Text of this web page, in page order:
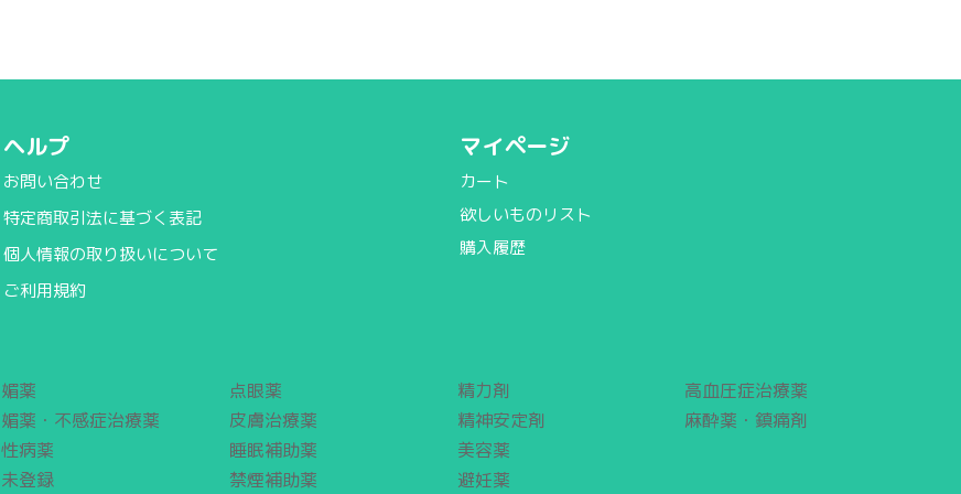
ヘルプ
お問い合わせ
特定商取引法に基づく表記
個人情報の取り扱いについて
ご利用規約
マイページ
カート
欲しいものリスト
購入履歴
媚薬
媚薬・不感症治療薬
性病薬
未登録
点眼薬
皮膚治療薬
睡眠補助薬
禁煙補助薬
精力剤
精神安定剤
美容薬
避妊薬
高血圧症治療薬
麻酔薬・鎮痛剤